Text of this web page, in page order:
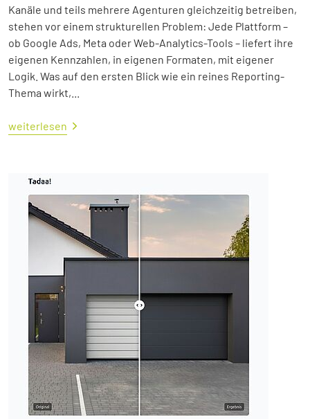
Kanäle und teils mehrere Agenturen gleichzeitig betreiben,
stehen vor einem strukturellen Problem: Jede Plattform –
ob Google Ads, Meta oder Web-Analytics-Tools – liefert ihre
eigenen Kennzahlen, in eigenen Formaten, mit eigener
Logik. Was auf den ersten Blick wie ein reines Reporting-
Thema wirkt,...
weiterlesen